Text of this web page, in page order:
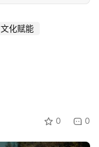
文化赋能
0 0